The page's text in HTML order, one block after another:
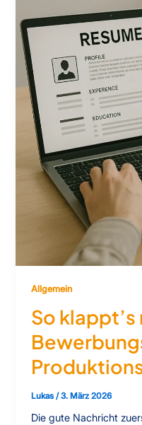
Allgemein
So
Lukas/3. März 2026
Die gute Nachricht